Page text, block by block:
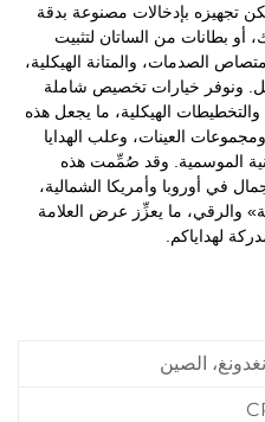
تجهيزه بإدخالات مصنوعة بدقة
أو بطانات من الساتان لتثبيت
الصدمات، والمتانة الهيكلية،
ونوفر خيارات تخصيص شاملة
والتخطيطات الهيكلية، ما يجعل هذه
العينات، وعلب الهدايا
الموسمية. وقد صُمِّمت هذه
في أوروبا وأمريكا الشمالية،
والرقي، ما يعزِّز عرض العلامة
لهداياكم.
الصين